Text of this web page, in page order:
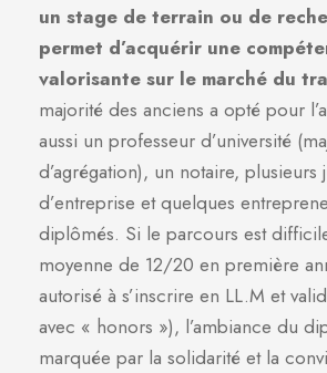
un stage de terrain ou de
permet d’acquérir une
valorisante sur le marché du
majorité des anciens a opté pour
aussi un professeur d’université
d’agrégation), un notaire, plusieurs
d’entreprise et quelques
diplômés. Si le parcours est
moyenne de 12/20 en première
autorisé à s’inscrire en LL.M et
avec « honors »), l’ambiance du
marquée par la solidarité et la